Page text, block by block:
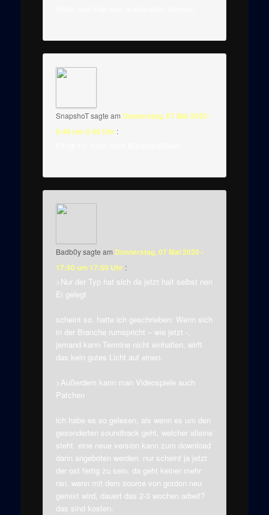
SnapshoTsagte am Donnerstag, 07 Mai 2020 -
0:46 um 0:46 Uhr :
Badb0ysagte am Donnerstag, 07 Mai 2020 -
17:50 um 17:50 Uhr :
>Nur der Typ hat sich da jetzt halt selbst nen
Ei gelegt
scheint so. hatte ich geschrieben: Wenn sich
in der Branche rumspricht – wie jetzt -,
jemand kann Termine nicht einhalten, wirft
das kein gutes Licht auf einen.
>Außerdem kann man Videospiele auch
Patchen
ich habe es so gelesen, als wenn es um den
gesonderten soundtrack geht, welcher alleine
steht. eine neue version kann zum download
dann angeboten werden. nur scheint ja jetzt
der ost fertig zu sein. da geht keiner mehr
ran. wenn mit dem source von gordon neu
gemixt wird, dauert das 2-3 wochen arbeit?
das sind kosten.